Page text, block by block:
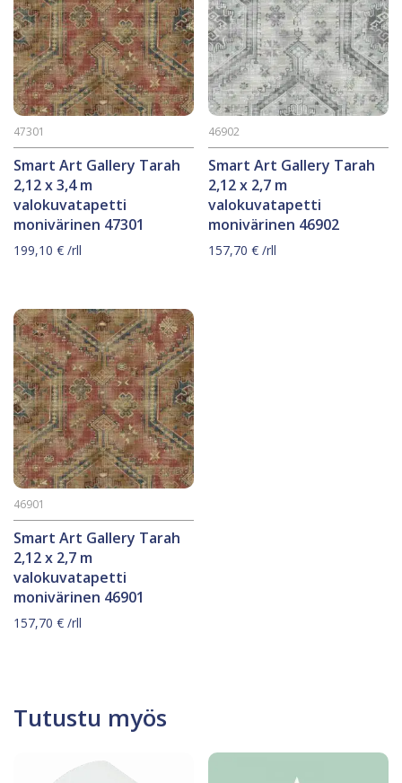
Smart Art Gallery Tarah
2,12 x 3,4 m
valokuvatapetti
monivärinen 47301
47301
199,10 € /rll
Smart Art Gallery Tarah
2,12 x 2,7 m
valokuvatapetti
monivärinen 46902
46902
157,70€ /rll
Smart Art Gallery Tarah
2,12 x 2,7 m
valokuvatapetti
monivärinen 46901
46901
157,70 € /rll
Tutustu myös